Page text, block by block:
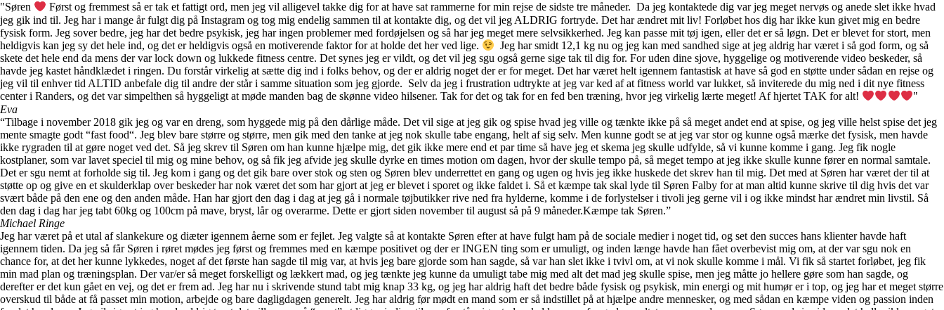
"Søren
Først og fremmest så er tak et fattigt ord, men jeg vil alligevel takke dig for at have sat rammerne for min rejse de sidste tre måneder. Da jeg kontaktede dig var jeg meget nervøs og anede slet ikke hvad
jeg gik ind til. Jeg har i mange år fulgt dig på Instagram og tog mig endelig sammen til at kontakte dig, og det vil jeg ALDRIG fortryde. Det har ændret mit liv! Forløbet hos dig har ikke kun givet mig en bedre
fysisk form. Jeg sover bedre, jeg har det bedre psykisk, jeg har ingen problemer med fordøjelsen og så har jeg meget mere selvsikkerhed. Jeg kan passe mit tøj igen, eller det er så løgn. Det er blevet for stort, men
heldigvis kan jeg sy det hele ind, og det er heldigvis også en motiverende faktor for at holde det her ved lige.
Jeg har smidt 12,1 kg nu og jeg kan med sandhed sige at jeg aldrig har været i så god form, og så
skete det hele end da mens der var lock down og lukkede fitness centre. Det synes jeg er vildt, og det vil jeg sgu også gerne sige tak til dig for. For uden dine sjove, hyggelige og motiverende video beskeder, så
havde jeg kastet håndklædet i ringen. Du forstår virkelig at sætte dig ind i folks behov, og der er aldrig noget der er for meget. Det har været helt igennem fantastisk at have så god en støtte under sådan en rejse og
jeg vil til enhver tid ALTID anbefale dig til andre der står i samme situation som jeg gjorde. Selv da jeg i frustration udtrykte at jeg var ked af at fitness world var lukket, så inviterede du mig ned i dit nye fitness
center i Randers, og det var simpelthen så hyggeligt at møde manden bag de skønne video hilsener. Tak for det og tak for en fed ben træning, hvor jeg virkelig lærte meget! Af hjertet TAK for alt!
"
Eva
“Tilbage i november 2018 gik jeg og var en dreng, som hyggede mig på den dårlige måde. Det vil sige at jeg gik og spise hvad jeg ville og tænkte ikke på så meget andet end at spise, og jeg ville helst spise det jeg
mente smagte godt “fast food“. Jeg blev bare større og større, men gik med den tanke at jeg nok skulle tabe engang, helt af sig selv. Men kunne godt se at jeg var stor og kunne også mærke det fysisk, men havde
ikke rygraden til at gøre noget ved det. Så jeg skrev til Søren om han kunne hjælpe mig, det gik ikke mere end et par time så have jeg et skema jeg skulle udfylde, så vi kunne komme i gang. Jeg fik nogle
kostplaner, som var lavet speciel til mig og mine behov, og så fik jeg afvide jeg skulle dyrke en times motion om dagen, hvor der skulle tempo på, så meget tempo at jeg ikke skulle kunne fører en normal samtale.
Det er sgu nemt at forholde sig til. Jeg kom i gang og det gik bare over stok og sten og Søren blev underrettet en gang og ugen og hvis jeg ikke huskede det skrev han til mig. Det med at Søren har været der til at
støtte op og give en et skulderklap over beskeder har nok været det som har gjort at jeg er blevet i sporet og ikke faldet i. Så et kæmpe tak skal lyde til Søren Falby for at man altid kunne skrive til dig hvis det var
svært både på den ene og den anden måde. Han har gjort den dag i dag at jeg gå i normale tøjbutikker rive ned fra hylderne, komme i de forlystelser i tivoli jeg gerne vil i og ikke mindst har ændret min livstil. Så
den dag i dag har jeg tabt 60kg og 100cm på mave, bryst, lår og overarme. Dette er gjort siden november til august så på 9 måneder.Kæmpe tak Søren.”
Michael Ringe
Jeg har været på et utal af slankekure og diæter igennem åerne som er fejlet. Jeg valgte så at kontakte Søren efter at have fulgt ham på de sociale medier i noget tid, og set den succes hans klienter havde haft
igennem tiden. Da jeg så får Søren i røret mødes jeg først og fremmes med en kæmpe positivet og der er INGEN ting som er umuligt, og inden længe havde han fået overbevist mig om, at der var sgu nok en
chance for, at det her kunne lykkedes, noget af det første han sagde til mig var, at hvis jeg bare gjorde som han sagde, så var han slet ikke i tvivl om, at vi nok skulle komme i mål. Vi fik så startet forløbet, jeg fik
min mad plan og træningsplan. Der var/er så meget forskelligt og lækkert mad, og jeg tænkte jeg kunne da umuligt tabe mig med alt det mad jeg skulle spise, men jeg måtte jo hellere gøre som han sagde, og
derefter er det kun gået en vej, og det er frem ad. Jeg har nu i skrivende stund tabt mig knap 33 kg, og jeg har aldrig haft det bedre både fysisk og psykisk, min energi og mit humør er i top, og jeg har et meget større
overskud til både at få passet min motion, arbejde og bare dagligdagen generelt. Jeg har aldrig før mødt en mand som er så indstillet på at hjælpe andre mennesker, og med sådan en kæmpe viden og passion inden